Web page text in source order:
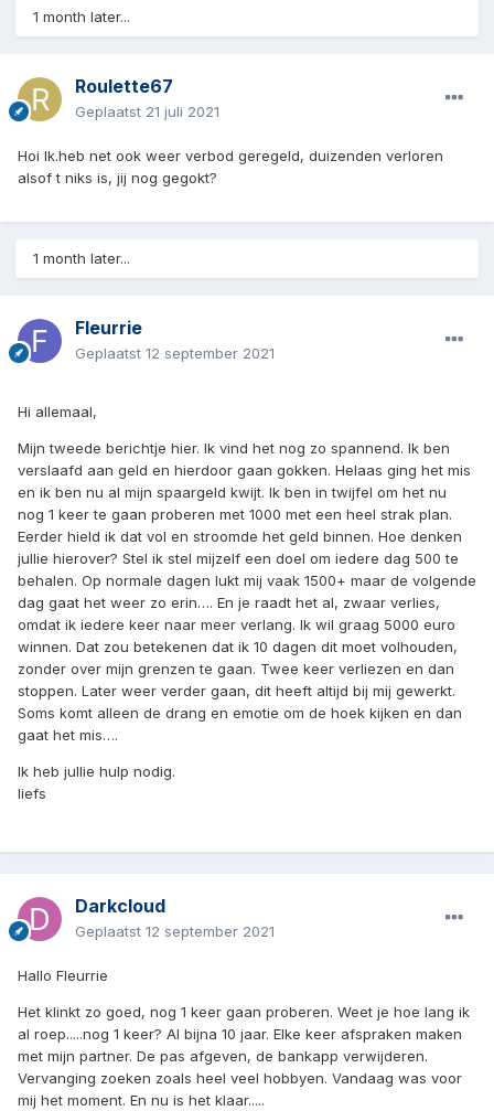
1 month later...
Roulette67
Geplaatst 21 juli 2021
Hoi Ik.heb net ook weer verbod geregeld, duizenden verloren
alsof t niks is, jij nog gegokt?
1 month later...
Fleurrie
Geplaatst 12 september 2021
Hi allemaal,
Mijn tweede berichtje hier. Ik vind het nog zo spannend. Ik ben
verslaafd aan geld en hierdoor gaan gokken. Helaas ging het mis
en ik ben nu al mijn spaargeld kwijt. Ik ben in twijfel om het nu
nog 1 keer te gaan proberen met 1000 met een heel strak plan.
Eerder hield ik dat vol en stroomde het geld binnen. Hoe denken
jullie hierover? Stel ik stel mijzelf een doel om iedere dag 500 te
behalen. Op normale dagen lukt mij vaak 1500+ maar de volgende
dag gaat het weer zo erin…. En je raadt het al, zwaar verlies,
omdat ik iedere keer naar meer verlang. Ik wil graag 5000 euro
winnen. Dat zou betekenen dat ik 10 dagen dit moet volhouden,
zonder over mijn grenzen te gaan. Twee keer verliezen en dan
stoppen. Later weer verder gaan, dit heeft altijd bij mij gewerkt.
Soms komt alleen de drang en emotie om de hoek kijken en dan
gaat het mis….
Ik heb jullie hulp nodig.
liefs
Darkcloud
Geplaatst 12 september 2021
Hallo Fleurrie
Het klinkt zo goed, nog 1 keer gaan proberen. Weet je hoe lang ik
al roep.....nog 1 keer? Al bijna 10 jaar. Elke keer afspraken maken
met mijn partner. De pas afgeven, de bankapp verwijderen.
Vervanging zoeken zoals heel veel hobbyen. Vandaag was voor
mij het moment. En nu is het klaar.....